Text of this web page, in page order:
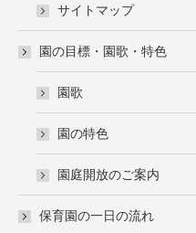
サイトマップ
園の目標・園歌・特色
園歌
園の特色
園庭開放のご案内
保育園の一日の流れ